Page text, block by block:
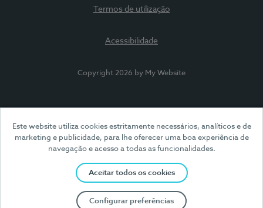
Este website utiliza cookies estritamente necessários, analíticos e de
marketing e publicidade, para lhe oferecer uma boa experiência de
navegação e acesso a todas as funcionalidades.
Aceitar todos os cookies
Configurar preferências
Termos de utilização
Acessibilidade
Copyright 2026 by My Website